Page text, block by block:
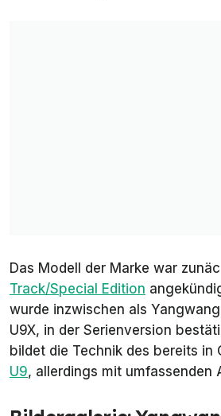
Das Modell der Marke war
Track/Special Edition
wurde inzwischen als
U9X, in der Serienversion
bildet die Technik des bereits in
U9, allerdings mit umfassenden